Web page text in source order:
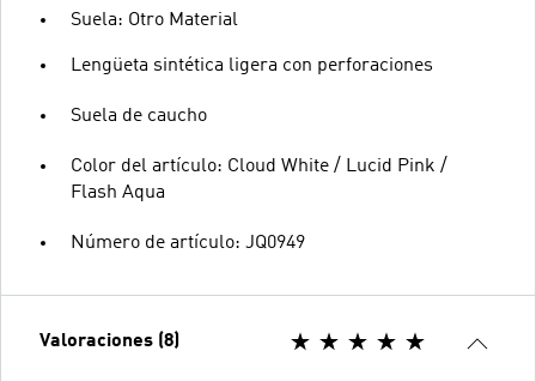
Suela: Otro Material
Lengüeta sintética ligera con perforaciones
Suela de caucho
Color del artículo: Cloud White / Lucid Pink /
Flash Aqua
Número de artículo: JQ0949
Valoraciones (8)